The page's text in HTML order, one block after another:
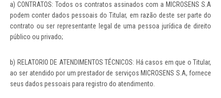
a) CONTRATOS: Todos os contratos assinados com a MICROSENS S.A
podem conter dados pessoais do Titular, em razão deste ser parte do
contrato ou ser representante legal de uma pessoa jurídica de direito
público ou privado;
b) RELATORIO DE ATENDIMENTOS TÉCNICOS: Há casos em que o Titular,
ao ser atendido por um prestador de serviços MICROSENS S.A, fornece
seus dados pessoais para registro do atendimento.